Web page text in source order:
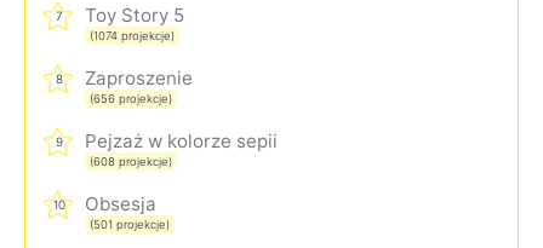
7 Toy Story 5
(1074 projekcje)
8 Zaproszenie
(656 projekcje)
9 Pejzaż w kolorze sepii
(608 projekcje)
10 Obsesja
(501 projekcje)